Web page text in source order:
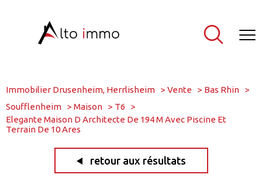
Immobilier Drusenheim, Herrlisheim Vente
Bas Rhin
Soufflenheim
Maison
T6
Elegante Maison D Architecte De 194 M Avec Piscine Et
Terrain De 10 Ares
retour aux résultats